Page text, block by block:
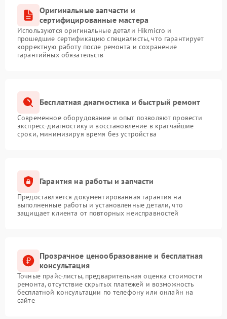
Оригинальные запчасти и
сертифицированные мастера
Используются оригинальные детали Hikmicro и
прошедшие сертификацию специалисты, что гарантирует
корректную работу после ремонта и сохранение
гарантийных обязательств
Бесплатная диагностика и быстрый ремонт
Современное оборудование и опыт позволяют провести
экспресс-диагностику и восстановление в кратчайшие
сроки, минимизируя время без устройства
Гарантия на работы и запчасти
Предоставляется документированная гарантия на
выполненные работы и установленные детали, что
защищает клиента от повторных неисправностей
Прозрачное ценообразование и бесплатная
консультация
Точные прайс-листы, предварительная оценка стоимости
ремонта, отсутствие скрытых платежей и возможность
бесплатной консультации по телефону или онлайн на
сайте